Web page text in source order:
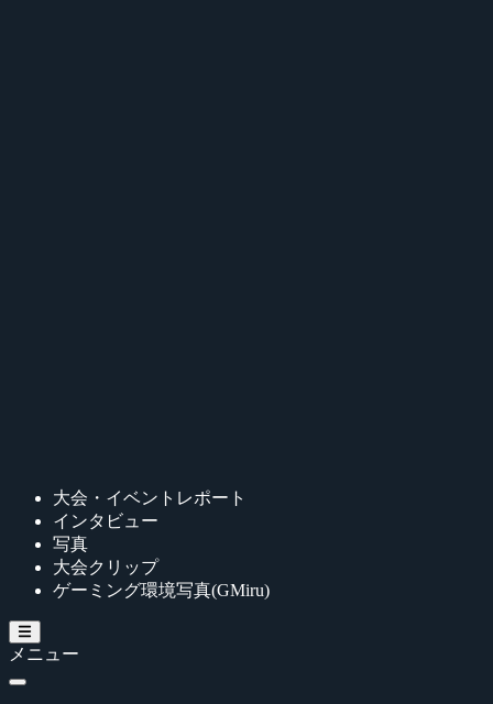
大会・イベントレポート
インタビュー
写真
大会クリップ
ゲーミング環境写真(GMiru)
メニュー